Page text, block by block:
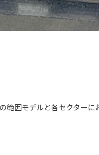
囲モデルと各セクターに